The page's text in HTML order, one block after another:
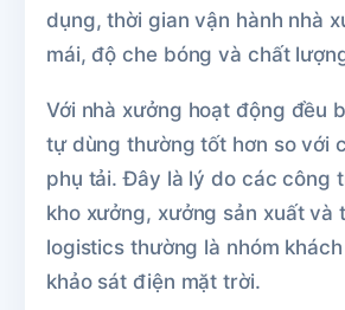
dụng, thời gian vận hành nhà
mái, độ che bóng và chất
Với nhà xưởng hoạt động đều
tự dùng thường tốt hơn so với
phụ tải. Đây là lý do các công
kho xưởng, xưởng sản xuất và
logistics thường là nhóm
khảo sát điện mặt trời.